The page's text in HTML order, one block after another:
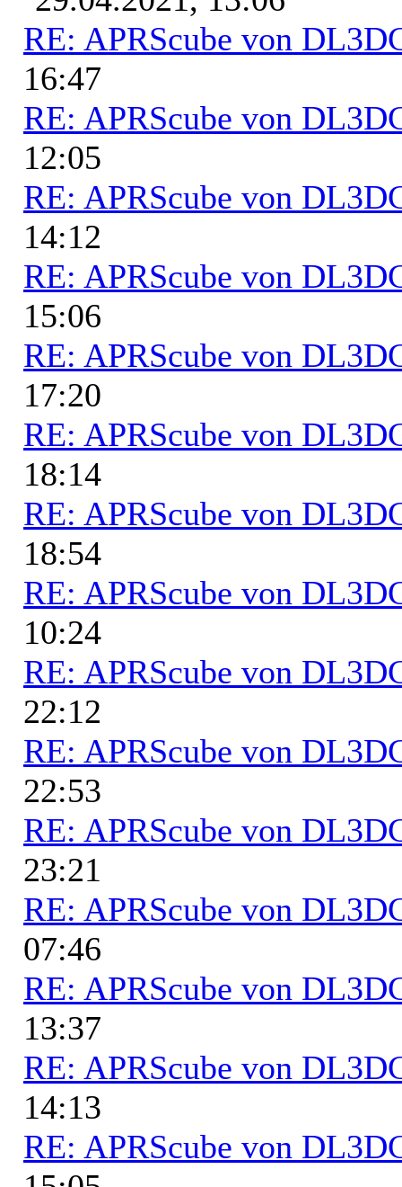
RE: APRScube von
16:47
RE: APRScube von
12:05
RE: APRScube von
14:12
RE: APRScube von
15:06
RE: APRScube von
17:20
RE: APRScube von
18:14
RE: APRScube von
18:54
RE: APRScube von
10:24
RE: APRScube von
22:12
RE: APRScube von
22:53
RE: APRScube von
23:21
RE: APRScube von
07:46
RE: APRScube von
13:37
RE: APRScube von
14:13
RE: APRScube von